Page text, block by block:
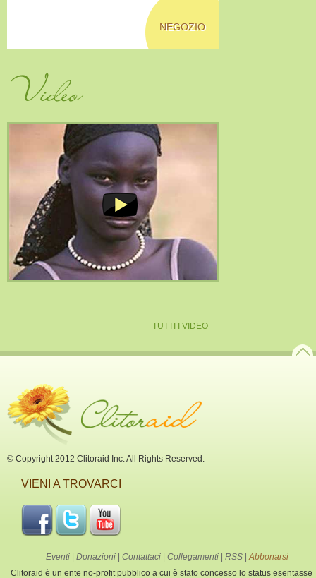
NEGOZIO
Video
TUTTI I VIDEO
© Copyright 2012 Clitoraid Inc. All Rights Reserved.
VIENI A TROVARCI
Eventi| Donazioni| Contattaci| Collegamenti| RSS|Abbonarsi
Clitoraid è un ente no-profit pubblico a cui è stato concesso lo status esentasse